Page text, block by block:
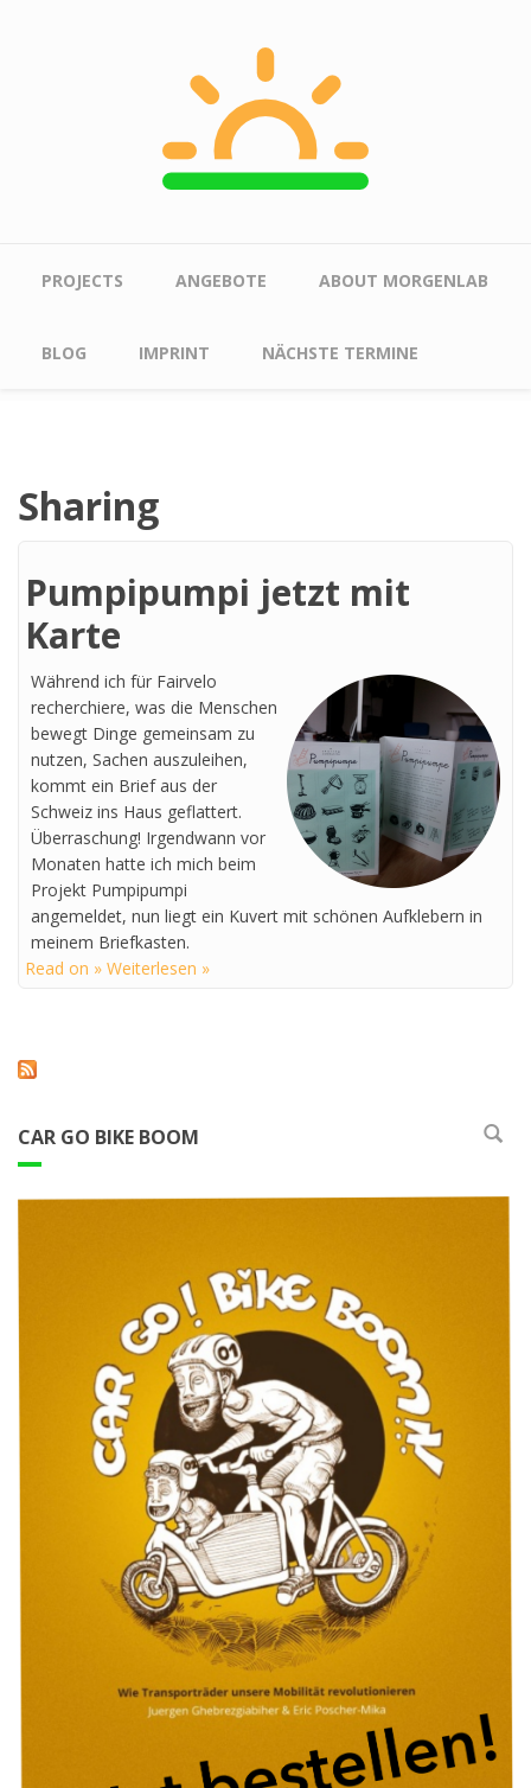
Main menu
PROJECTS ANGEBOTE ABOUT MORGENLAB
BLOG IMPRINT NÄCHSTE TERMINE
Sharing
Pumpipumpi jetzt mit
Karte
Während ich für Fairvelo
recherchiere, was die Menschen
bewegt Dinge gemeinsam zu
nutzen, Sachen auszuleihen,
kommt ein Brief aus der
Schweiz ins Haus geflattert.
Überraschung! Irgendwann vor
Monaten hatte ich mich beim
Projekt Pumpipumpi
angemeldet, nun liegt ein Kuvert mit schönen Aufklebern in
meinem Briefkasten.
Read on » Weiterlesen »
CAR GO BIKE BOOM